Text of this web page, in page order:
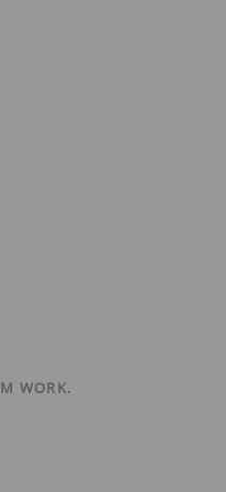
WORK.